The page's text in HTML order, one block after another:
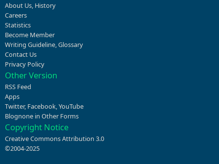
About Us History
Careers
Statistics
Become Member
Writing Guideline Glossary
Contact Us
Privacy Policy
Other Version
RSS Feed
Apps
Twitter, Facebook YouTube
Blognone in Other Forms
Copyright Notice
Creative Commons Attribution 3.0
©2004-2025